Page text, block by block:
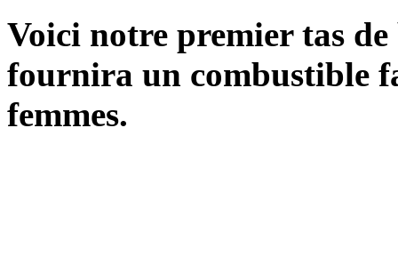
Voici notre premier tas
fournira un combustible
femmes.